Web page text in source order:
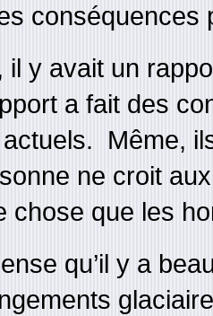
conséquences
y avait un
a fait des
Même,
ne croit
chose que les
qu’il y a